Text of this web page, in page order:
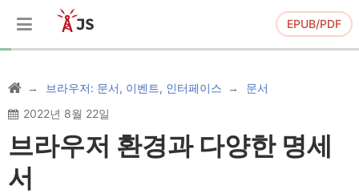
EPUB/PDF
브라우저: 문서, 이벤트, 인터페이스
문서
2022년 8월 22일
브라우저 환경과 다양한 명세
서